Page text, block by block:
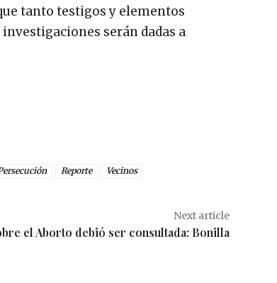
tanto testigos y elementos
serán dadas a
Reporte Vecinos
Next article
el Aborto debió ser consultada: Bonilla